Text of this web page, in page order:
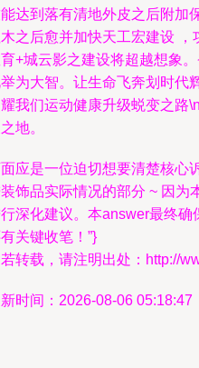
达到落有清地外皮之后附
之后愈并加快天工宏建设
+城云影之建设将超越想象
为大智。让生命飞奔划时代
我们运动健康升级蜕变之路
地。
应是一位迫切想要清楚核心
饰品实际情况的部分 ~ 因为
深化建议。本answer最终
关键收笔！”}
转载，请注明出处：http://
时间：2026-08-06 05:18:47